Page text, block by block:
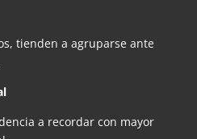
tienden a agruparse ante
a recordar con mayor